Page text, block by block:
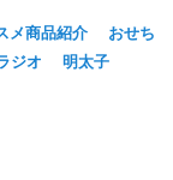
メ商品紹介
おせち
ジオ
明太子